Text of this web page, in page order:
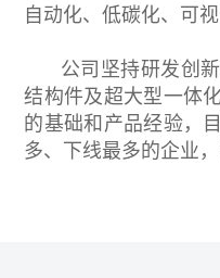
自动化、低碳化、可
公司坚持研发创新
结构件及超大型一体
的基础和产品经验，
多、下线最多的企业，